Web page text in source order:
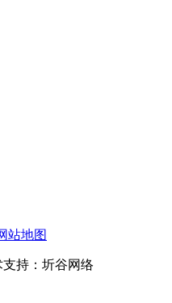
站地图
支持：圻谷网络